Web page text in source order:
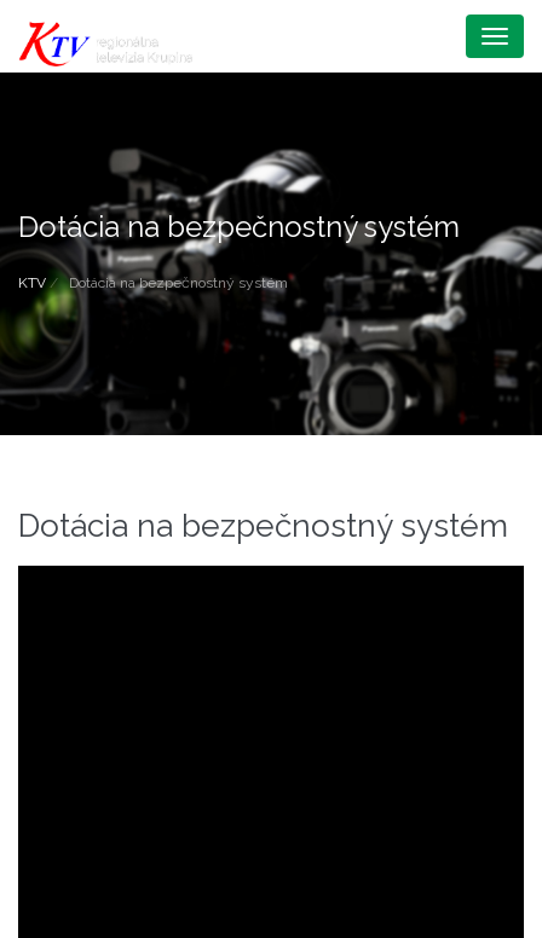
Menu
Dotácia na bezpečnostný systém
KTV Dotácia na bezpečnostný systém
Dotácia na bezpečnostný systém